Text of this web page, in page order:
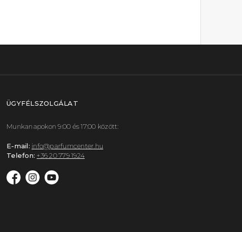
ÜGYFÉLSZOLGÁLAT
Munkanapokon 9:00 és 17:00 között:
E-mail: info@parfumcenter.hu
Telefon: +36 20 779 1924